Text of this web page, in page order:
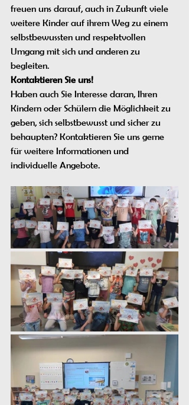
freuen uns darauf, auch in Zukunft viele
weitere Kinder auf ihrem Weg zu einem
selbstbewussten und respektvollen
Umgang mit sich und anderen zu
begleiten.
Kontaktieren Sie uns!
Haben auch Sie Interesse daran, Ihren
Kindern oder Schülern die Möglichkeit zu
geben, sich selbstbewusst und sicher zu
behaupten? Kontaktieren Sie uns gerne
für weitere Informationen und
individuelle Angebote.